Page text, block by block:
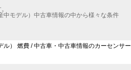
モデル）中古車情報の中から様々な条件
） 燃費 / 中古車・中古車情報のカーセンサー